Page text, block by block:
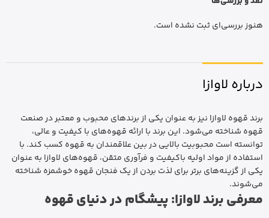
هنوز بررسی‌ای ثبت نشده است.
درباره لاوازا
برند قهوه لاوازا نیز به عنوان یکی از برندهای محبوب و معتبر در صنعت
قهوه شناخته می‌شود. این برند با ارائه قهوه‌های با کیفیت و عالی،
توانسته است محبوبیت بالایی در بین علاقمندان به قهوه کسب کند. با
استفاده از مواد اولیه باکیفیت و فرآوری متقن، قهوه‌های لاوازا به عنوان
یکی از گزینه‌های برتر برای لذت بردن از یک فنجان قهوه خوشمزه شناخته
می‌شوند.
معرفی برند لاوازا: پیشگام در دنیای قهوه